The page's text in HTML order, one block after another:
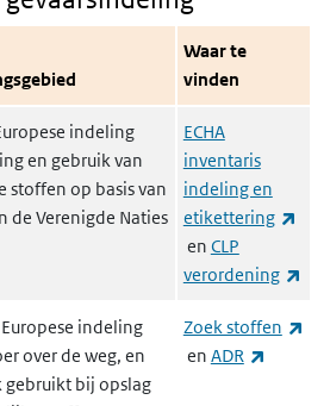
Waar te
vinden
indeling
en gebruik van
stoffen op basis van
de Verenigde Naties
ECHA
inventaris
indeling en
etikettering
(externe link)
en CLP
verordening
Europese indeling
over de weg, en
bij opslag
Zoek stoffen
(externe link)
en ADR